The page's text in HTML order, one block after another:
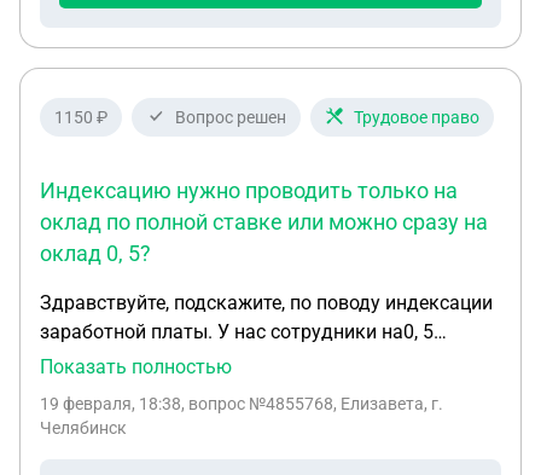
1150 ₽ Вопрос решен Трудовое право
Индексацию нужно проводить только на
оклад по полной ставке или можно сразу на
оклад 0, 5?
Здравствуйте, подскажите, по поводу индексации
заработной платы. У нас сотрудники на0, 5
ставки, удаленная работа. Как правильно
делать, если оклад за 0, 5 ставки намного больше
Показать полностью
19 февраля, 18:38, вопрос №4855768, Елизавета, г.
Челябинск